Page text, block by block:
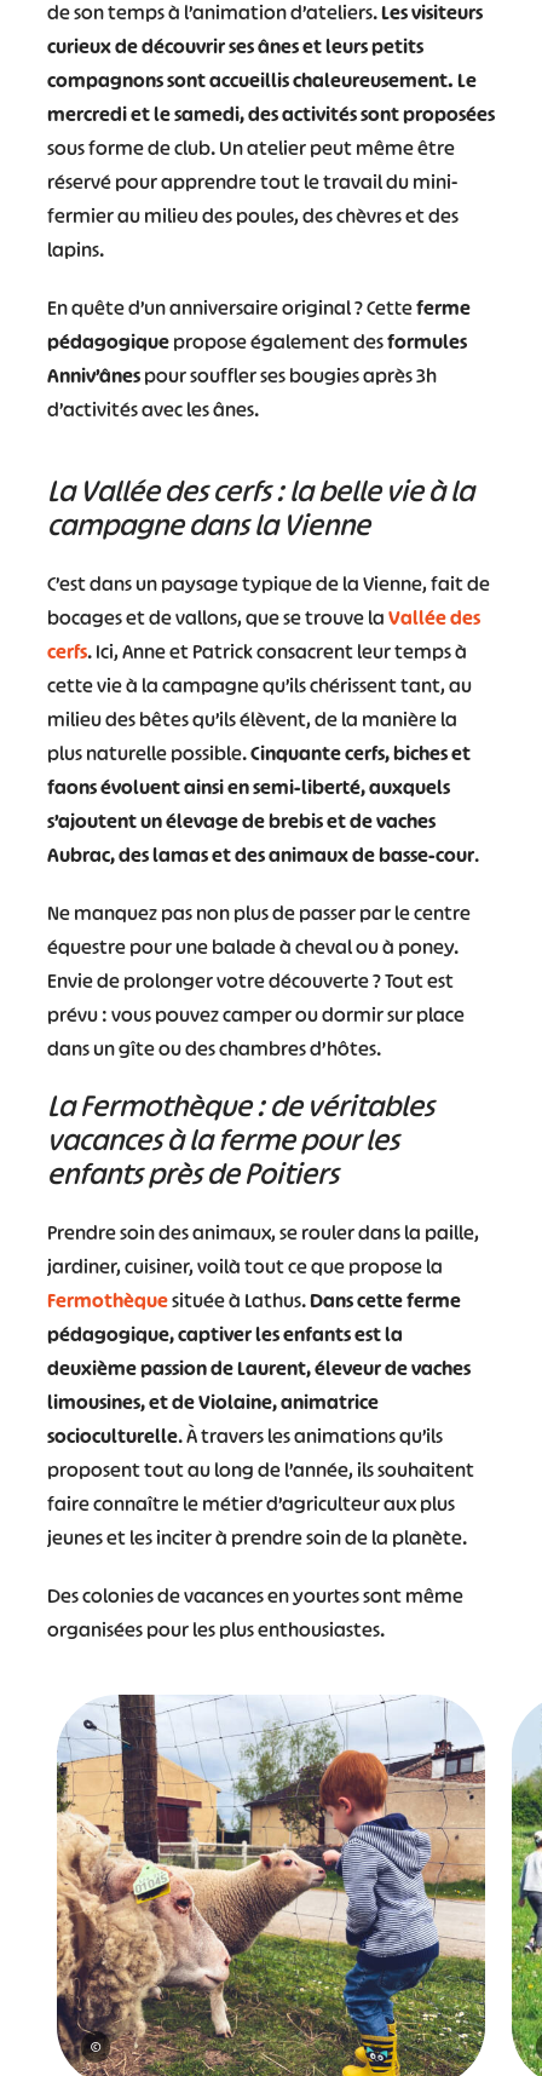
de son temps à l’animation d’ateliers.Les visiteurs
curieux de découvrir ses ânes et leurs petits
compagnons sont accueillis chaleureusement. Le
mercredi et le samedi, des activités sont proposées
sous forme de club. Un atelier peut même être
réservé pour apprendre tout le travail du mini-
fermier au milieu des poules, des chèvres et des
lapins.
En quête d’un anniversaire original ? Cetteferme
pédagogiquepropose également desformules
Anniv’ânespour souffler ses bougies après 3h
d’activités avec les ânes.
La Vallée des cerfs : la belle vie à la
campagne dans la Vienne
C’est dans un paysage typique de la Vienne, fait de
bocages et de vallons, que se trouve laVallée des
cerfs. Ici, Anne et Patrick consacrent leur temps à
cette vie à la campagne qu’ils chérissent tant, au
milieu des bêtes qu’ils élèvent, de la manière la
plus naturelle possible.Cinquante cerfs, biches et
faons évoluent ainsi en semi-liberté, auxquels
s’ajoutent un élevage de brebis et de vaches
Aubrac, des lamas et des animaux de basse-cour.
Ne manquez pas non plus de passer par le centre
équestre pour une balade à cheval ou à poney.
Envie de prolonger votre découverte ? Tout est
prévu : vous pouvez camper ou dormir sur place
dans un gîte ou des chambres d’hôtes.
La Fermothèque : de véritables
vacances à la ferme pour les
enfants près de Poitiers
Prendre soin des animaux, se rouler dans la paille,
jardiner, cuisiner, voilà tout ce que propose la
Fermothèquesituée à Lathus.Dans cette ferme
pédagogique, captiver les enfants est la
deuxième passion de Laurent, éleveur de vaches
limousines, et de Violaine, animatrice
socioculturelle. À travers les animations qu’ils
proposent tout au long de l’année, ils souhaitent
faire connaître le métier d’agriculteur aux plus
jeunes et les inciter à prendre soin de la planète.
Des colonies de vacances en yourtes sont même
organisées pour les plus enthousiastes.
©